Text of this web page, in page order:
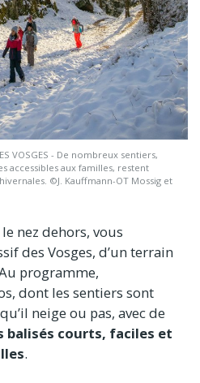
VOSGES - De nombreux sentiers,
accessibles aux familles, restent
©J. Kauffmann-OT Mossig et
nez dehors, vous
des Vosges, d’un terrain
programme,
dont les sentiers sont
neige ou pas, avec de
balisés courts, faciles et
.